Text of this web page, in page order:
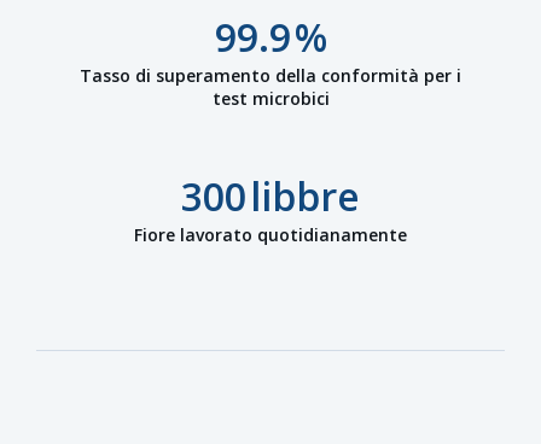
99.9%
Tasso di superamento della conformità per i
test microbici
300libbre
Fiore lavorato quotidianamente